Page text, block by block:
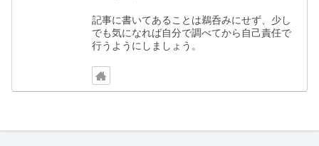
記事に書いてあることは鵜呑みにせず、少し
でも気になれば自分で調べてから自己責任で
行うようにしましょう。